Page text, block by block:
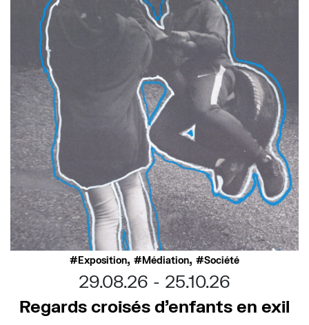
Exposition, Médiation, Société
29.08.26
25.10.26
Regards croisés d’enfants en exil